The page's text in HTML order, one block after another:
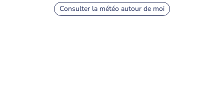
Consulter la météo autour de moi